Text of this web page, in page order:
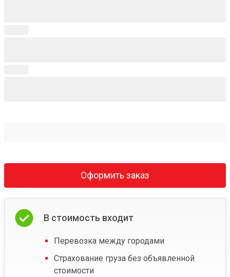
Оформить заказ
В стоимость входит
Перевозка между городами
Страхование груза без объявленной
стоимости